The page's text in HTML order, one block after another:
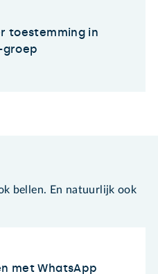
toestemming in
groep
bellen. En natuurlijk ook
met WhatsApp